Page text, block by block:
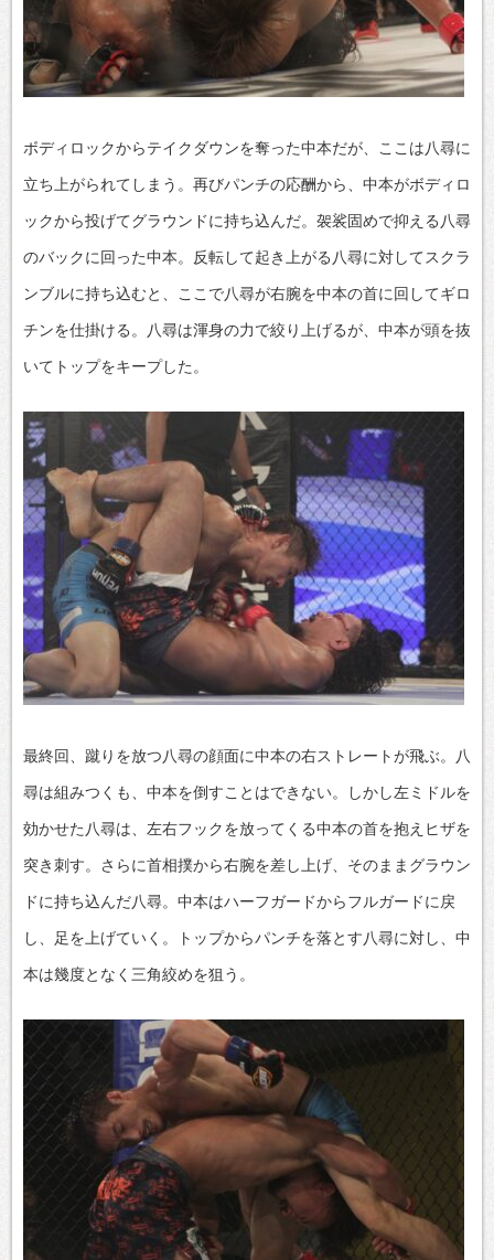
ボディロックからテイクダウンを奪った中本だが、ここは八尋に
立ち上がられてしまう。再びパンチの応酬から、中本がボディロ
ックから投げてグラウンドに持ち込んだ。袈裟固めで抑える八尋
のバックに回った中本。反転して起き上がる八尋に対してスクラ
ンブルに持ち込むと、ここで八尋が右腕を中本の首に回してギロ
チンを仕掛ける。八尋は渾身の力で絞り上げるが、中本が頭を抜
いてトップをキープした。
最終回、蹴りを放つ八尋の顔面に中本の右ストレートが飛ぶ。八
尋は組みつくも、中本を倒すことはできない。しかし左ミドルを
効かせた八尋は、左右フックを放ってくる中本の首を抱えヒザを
突き刺す。さらに首相撲から右腕を差し上げ、そのままグラウン
ドに持ち込んだ八尋。中本はハーフガードからフルガードに戻
し、足を上げていく。トップからパンチを落とす八尋に対し、中
本は幾度となく三角絞めを狙う。